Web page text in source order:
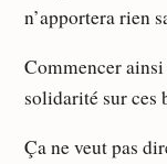
n’apportera rien
Commencer ainsi
solidarité sur ces
Ça ne veut pas